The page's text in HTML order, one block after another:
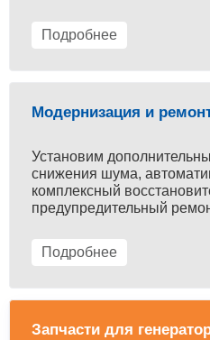
Подробнее
Модернизация и
Установим
снижения шума,
комплексный
предупредительный
Подробнее
Запчасти для